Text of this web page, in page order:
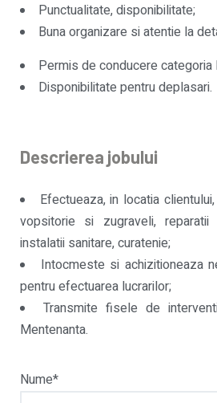
Punctualitate, disponibilitate;
Buna organizare si atentie la
Permis de conducere categoria
Disponibilitate pentru deplasari.
Descrierea jobului
Efectueaza, in locatia
vopsitorie si zugraveli,
instalatii sanitare, curatenie;
Intocmeste si achizitioneaza
pentru efectuarea lucrarilor;
Transmite fisele de
Mentenanta.
Nume*